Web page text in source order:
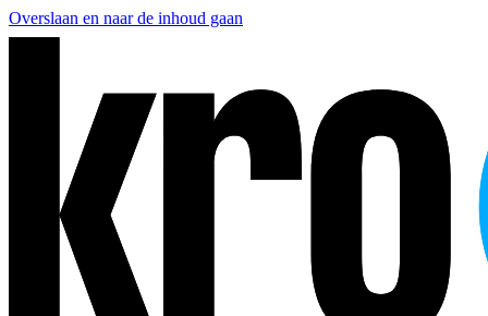
Overslaan en naar de inhoud gaan